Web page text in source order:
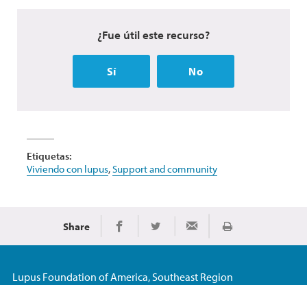
¿Fue útil este recurso?
Sí No
Etiquetas:
Viviendo con lupus,Support and community
Share Share on Facebook
Share on TwitterShare via EmailImprimir
Lupus Foundation of America, Southeast Region